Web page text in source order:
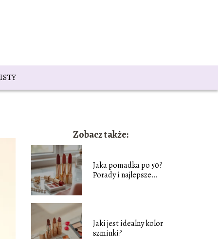
Zobacz także:
Jaka pomadka po 50?
Porady i najlepsze
Jaki jest idealny kolor
szminki?